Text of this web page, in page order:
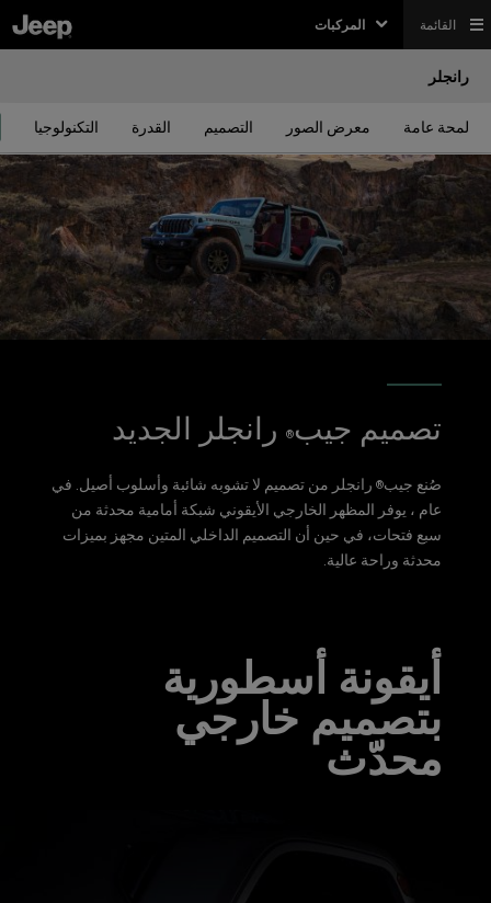
المركبات القائمة
رانجلر
لمحة عامة معرض الصور التصميم القدرة التكنولوجيا
تصميم جيب® رانجلر الجديد
صُنع جيب® رانجلر من تصميم لا تشوبه شائبة وأسلوب أصيل. في
عام ، يوفر المظهر الخارجي الأيقوني شبكة أمامية محدثة من
سبع فتحات، في حين أن التصميم الداخلي المتين مجهز بميزات
محدثة وراحة عالية.
أيقونة أسطورية
بتصميم خارجي
محدّث